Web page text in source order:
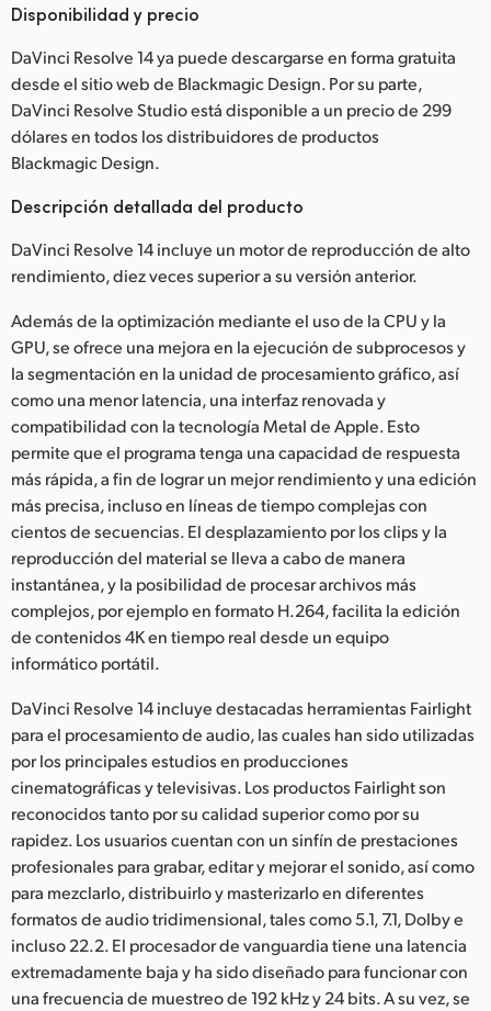
Disponibilidad y precio
DaVinci Resolve 14 ya puede descargarse en forma gratuita
desde el sitio web de Blackmagic Design. Por su parte,
DaVinci Resolve Studio está disponible a un precio de 299
dólares en todos los distribuidores de productos
Blackmagic Design.
Descripción detallada del producto
DaVinci Resolve 14 incluye un motor de reproducción de alto
rendimiento, diez veces superior a su versión anterior.
Además de la optimización mediante el uso de la CPU y la
GPU, se ofrece una mejora en la ejecución de subprocesos y
la segmentación en la unidad de procesamiento gráfico, así
como una menor latencia, una interfaz renovada y
compatibilidad con la tecnología Metal de Apple. Esto
permite que el programa tenga una capacidad de respuesta
más rápida, a fin de lograr un mejor rendimiento y una edición
más precisa, incluso en líneas de tiempo complejas con
cientos de secuencias. El desplazamiento por los clips y la
reproducción del material se lleva a cabo de manera
instantánea, y la posibilidad de procesar archivos más
complejos, por ejemplo en formato H.264, facilita la edición
de contenidos 4K en tiempo real desde un equipo
informático portátil.
DaVinci Resolve 14 incluye destacadas herramientas Fairlight
para el procesamiento de audio, las cuales han sido utilizadas
por los principales estudios en producciones
cinematográficas y televisivas. Los productos Fairlight son
reconocidos tanto por su calidad superior como por su
rapidez. Los usuarios cuentan con un sinfín de prestaciones
profesionales para grabar, editar y mejorar el sonido, así como
para mezclarlo, distribuirlo y masterizarlo en diferentes
formatos de audio tridimensional, tales como 5.1, 7.1, Dolby e
incluso 22.2. El procesador de vanguardia tiene una latencia
extremadamente baja y ha sido diseñado para funcionar con
una frecuencia de muestreo de 192 kHz y 24 bits. A su vez, se